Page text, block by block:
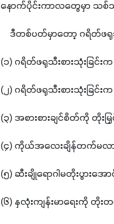
နောက်ပိုင်းကာလတွေမှာ သစ်
ဒီတစ်ပတ်မှာတော့ ဂရိတ်ဖရုသီ
(၁) ဂရိတ်ဖရုသီးစားသုံးခြင်
(၂) ဂရိတ်ဖရုသီးစားသုံးခြင်
(၃) အစားစားချင်စိတ်ကို တိုးမ
(၄) ကိုယ်အလေးချိန်တက်မလ
(၅) ဆီးချိုရောဂါမတိုးပွားအ
(၆) နှလုံးကျန်းမာရေးကို တိုး